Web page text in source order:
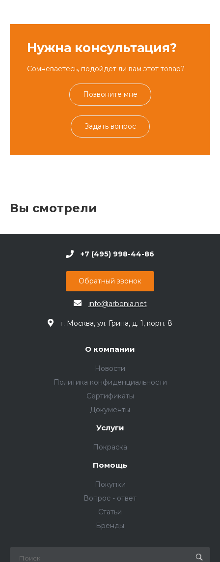
Нужна консультация?
Сомневаетесь, подойдет ли вам этот товар?
Позвоните мне
Задать вопрос
Вы смотрели
+7 (495) 998-44-86
Обратный звонок
info@arbonia.net
г. Москва, ул. Грина, д. 1, корп. 8
О компании
Новости
Политика конфиденциальности
Сертификаты
Документы
Услуги
Покраска
Помощь
Покупки
Вопрос - ответ
Статьи
Бренды